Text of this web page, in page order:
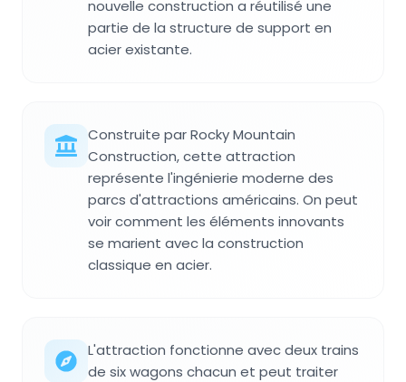
nouvelle construction a réutilisé une
partie de la structure de support en
acier existante.
Construite par Rocky Mountain
Construction, cette attraction
représente l'ingénierie moderne des
parcs d'attractions américains. On peut
voir comment les éléments innovants
se marient avec la construction
classique en acier.
L'attraction fonctionne avec deux trains
de six wagons chacun et peut traiter